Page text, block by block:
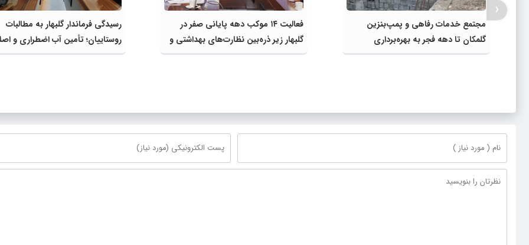
مجتمع خدمات رفاهی و پمپ‌بنزین
گلمکان تا دهه فجر به بهره‌برداری
می‌رسد
فعالیت ۱۴ موکب دهه پایانی صفر در
گلبهار زیر ذره‌بین نظارت‌های بهداشتی و
انتظامی
رسیدگی فرماندار گلبهار به مطالبات
روستاییان؛ تأمین آب اضطراری و
شبکه برای کاهش تنش آبی در
‹